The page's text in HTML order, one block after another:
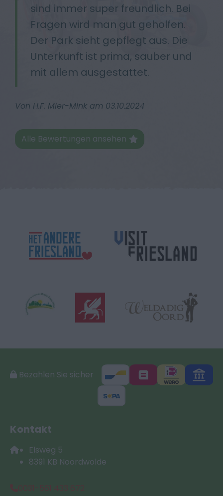
sind immer super freundlich. Bei
Fragen wird man gut geholfen.
Der Park sieht gepflegt aus. Die
Unterkunft ist prima, sauber und
mit allem ausgestattet.
Von H.F. Mier-Mink am 03.10.2024
Alle Bewertungen ansehen
Bezahlen Sie sicher
Kontakt
Elsweg 5
8391 KB Noordwolde